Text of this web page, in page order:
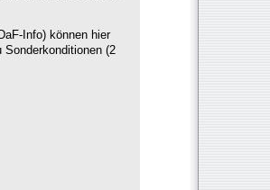
Info) können hier
(2